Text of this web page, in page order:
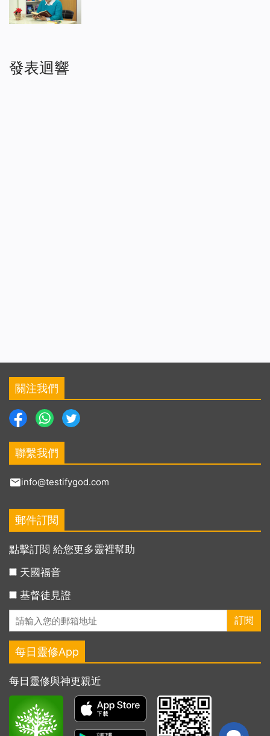
發表迴響
關注我們
聯繫我們
info@testifygod.com
郵件訂閱
點擊訂閱 給您更多靈裡幫助
天國福音
基督徒見證
每日靈修App
每日靈修與神更親近